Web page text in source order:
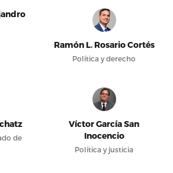
Ramón L. Rosario Cortés
Política y derecho
de
Víctor García San
Inocencio
Política y justicia